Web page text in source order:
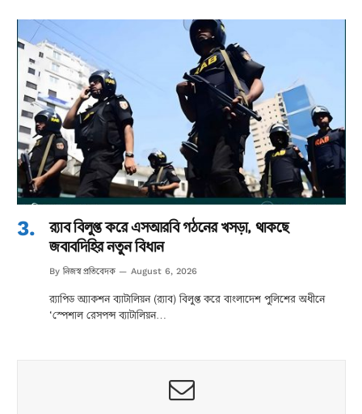
র‌্যাব বিলুপ্ত করে এসআরবি গঠনের খসড়া, থাকছে
জবাবদিহির নতুন বিধান
By নিজস্ব প্রতিবেদক August 6, 2026
র‌্যাপিড অ্যাকশন ব্যাটালিয়ন (র‌্যাব) বিলুপ্ত করে বাংলাদেশ পুলিশের অধীনে
‘স্পেশাল রেসপন্স ব্যাটালিয়ন…